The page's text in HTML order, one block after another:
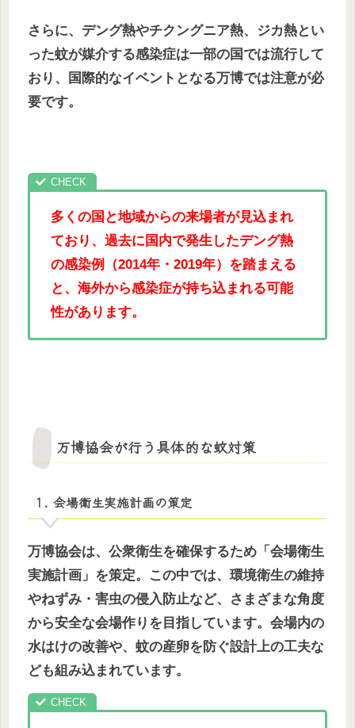
さらに、デング熱やチクングニア熱、ジカ熱とい
った蚊が媒介する感染症は一部の国では流行して
おり、国際的なイベントとなる万博では注意が必
要です。
多くの国と地域からの来場者が見込まれ
ており、過去に国内で発生したデング熱
の感染例（2014年・2019年）を踏まえる
と、海外から感染症が持ち込まれる可能
性があります。
万博協会が行う具体的な蚊対策
1. 会場衛生実施計画の策定
万博協会は、公衆衛生を確保するため「会場衛生
実施計画」を策定。この中では、環境衛生の維持
やねずみ・害虫の侵入防止など、さまざまな角度
から安全な会場作りを目指しています。会場内の
水はけの改善や、蚊の産卵を防ぐ設計上の工夫な
ども組み込まれています。